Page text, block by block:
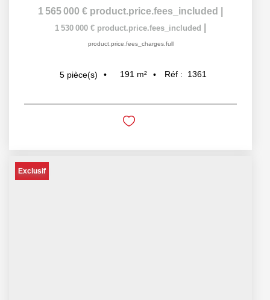
1 565 000 € product.price.fees_included
1 530 000 € product.price.fees_included
product.price.fees_charges.full
5 pièce(s) 191 m² Réf : 1361
Exclusif